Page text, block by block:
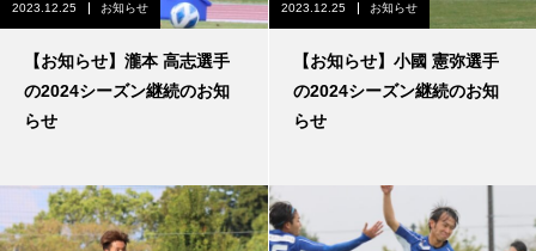
2023.12.25 お知らせ
【お知らせ】瀧本 高志選手
の2024シーズン継続のお知
らせ
2023.12.25 お知らせ
【お知らせ】小國 憲弥選手
の2024シーズン継続のお知
らせ